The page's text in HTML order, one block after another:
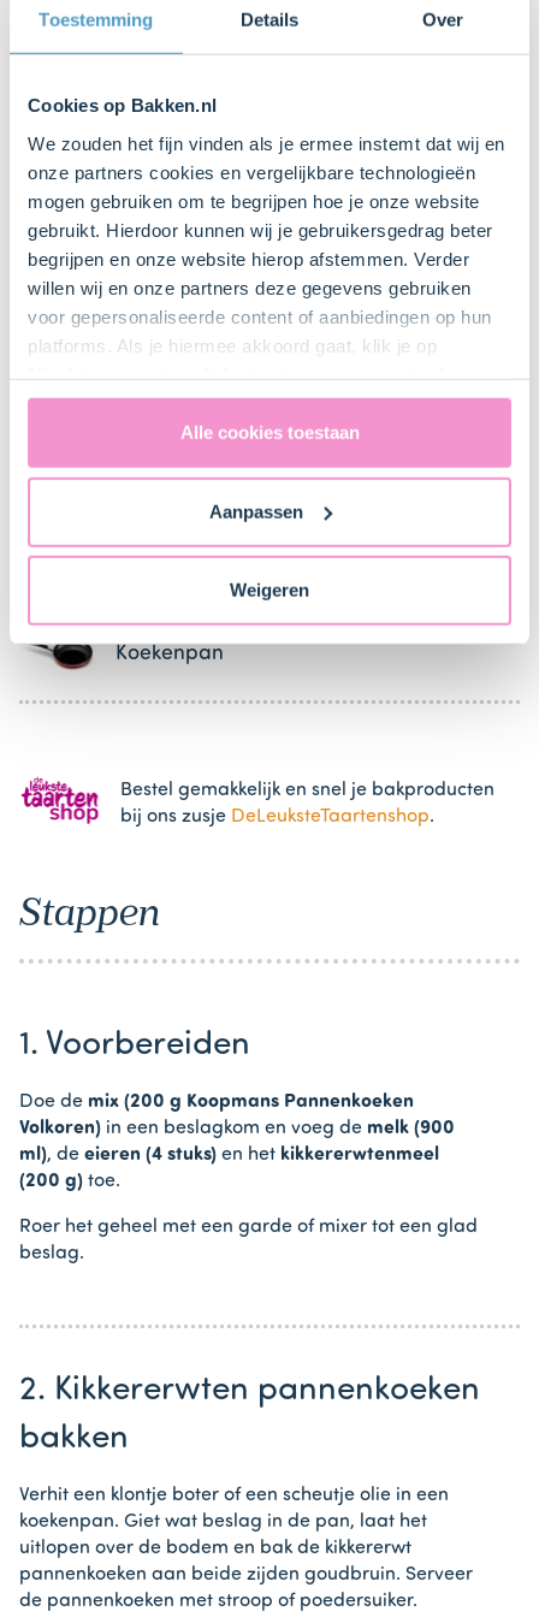
Toestemming Details Over
Cookies op Bakken.nl
We zouden het fijn vinden als je ermee instemt dat wij en
onze partners cookies en vergelijkbare technologieën
mogen gebruiken om te begrijpen hoe je onze website
gebruikt. Hierdoor kunnen wij je gebruikersgedrag beter
begrijpen en onze website hierop afstemmen. Verder
willen wij en onze partners deze gegevens gebruiken
voor gepersonaliseerde content of aanbiedingen op hun
platforms. Als je hiermee akkoord gaat, klik je op
uitdrukkelijk een eventuele gegevensoverdracht naar de
Verenigde Staten in de zin van artikel 49 AVG. Raadpleeg
ons
naar technology providers en partners in de Verenigde
Staten. Je kunt op elk moment van gedachten
Alle cookies toestaan
Aanpassen
Weigeren
200 g (gram)
900 ml
Melk
Ei
200 g (gram)
Keukenspullen
Mixer met gardes
Koekenpan
Bestel gemakkelijk en snel je bakproducten
bij ons zusje DeLeuksteTaartenshop.
Stappen
1. Voorbereiden
Doe de mix (200 g Koopmans Pannenkoeken
Volkoren) in een beslagkom en voeg de melk (900
ml), de eieren (4 stuks) en het kikkererwtenmeel
(200 g) toe.
Roer het geheel met een garde of mixer tot een glad
beslag.
2. Kikkererwten pannenkoeken
bakken
Verhit een klontje boter of een scheutje olie in een
koekenpan. Giet wat beslag in de pan, laat het
uitlopen over de bodem en bak de kikkererwt
pannenkoeken aan beide zijden goudbruin. Serveer
de pannenkoeken met stroop of poedersuiker.